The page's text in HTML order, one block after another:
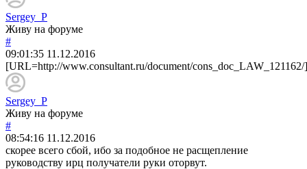
Sergey_P
Живу на форуме
#
09:01:35 11.12.2016
[URL=http://www.consultant.ru/document/
Sergey_P
Живу на форуме
#
08:54:16 11.12.2016
скорее всего сбой, ибо за подобное не расщепление
руководству ирц получатели руки оторвут.